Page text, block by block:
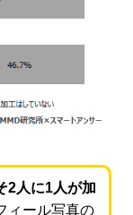
2人に1人が加
ィール写真の